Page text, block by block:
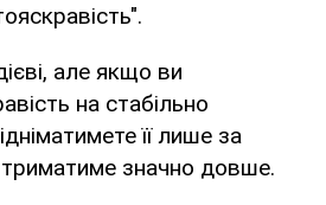
але якщо ви
на стабільно
її лише за
значно довше.